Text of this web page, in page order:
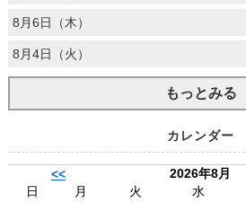
8月6日（木）
8月4日（火）
もっとみる
カレンダー
<<
2026年8月
日
月 火 水